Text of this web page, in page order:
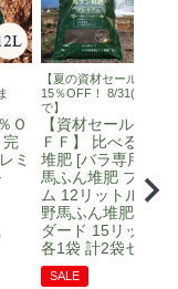
Ｏ
完
ミ
【夏の資材セール
15％OFF！ 8/31(月)ま
で】
【資材セール15％
ＦＦ】 比べる馬ふ
堆肥 [バラ専用 完熟
馬ふん堆肥 プレミ
ム 12リットル] [安
野馬ふん堆肥 スタ
ダード 15リットル]
各1袋 計2袋セット
SALE